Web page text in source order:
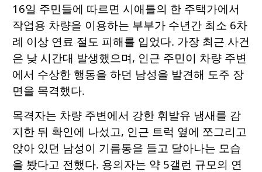
16일 주민들에 따르면 시애틀의 한 주택가에서
작업용 차량을 이용하는 부부가 수년간 최소 6차
례 이상 연료 절도 피해를 입었다. 가장 최근 사건
은 낮 시간대 발생했으며, 인근 주민이 차량 주변
에서 수상한 행동을 하던 남성을 발견해 도주 장
면을 목격했다.
목격자는 차량 주변에서 강한 휘발유 냄새를 감
지한 뒤 확인에 나섰고, 인근 트럭 옆에 쪼그리고
앉아 있던 남성이 기름통을 들고 달아나는 모습
을 봤다고 전했다. 용의자는 약 5갤런 규모의 연